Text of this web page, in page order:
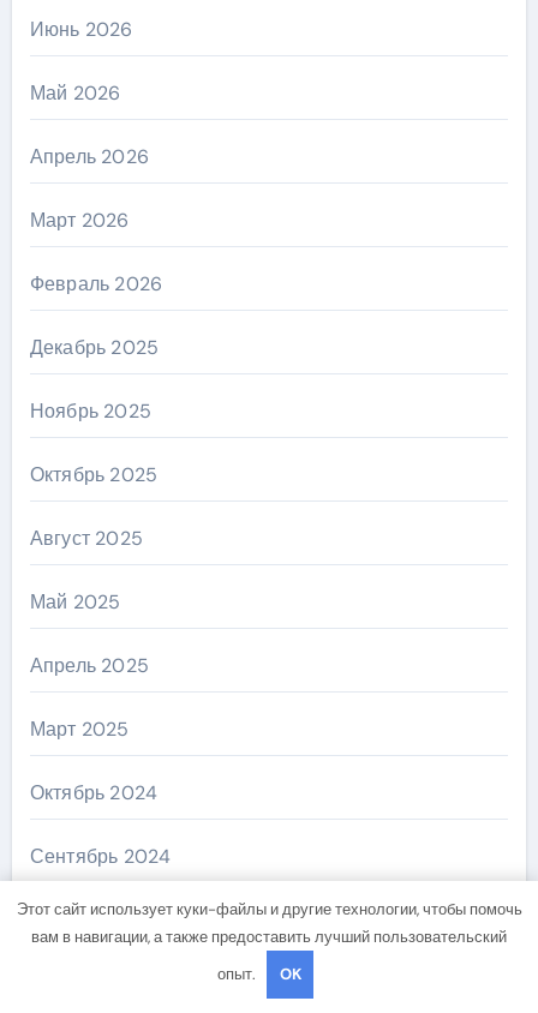
Июнь 2026
Май 2026
Апрель 2026
Март 2026
Февраль 2026
Декабрь 2025
Ноябрь 2025
Октябрь 2025
Август 2025
Май 2025
Апрель 2025
Март 2025
Октябрь 2024
Сентябрь 2024
Август 2024
Этот сайт использует куки-файлы и другие технологии, чтобы помочь
вам в навигации, а также предоставить лучший пользовательский
опыт.
OK